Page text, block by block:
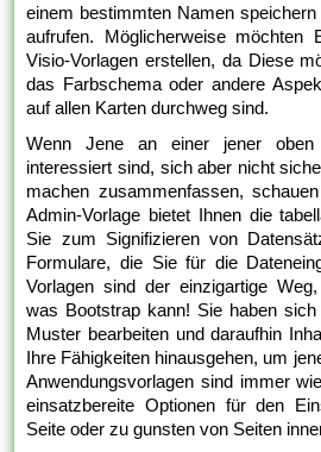
einem bestimmten Namen
aufrufen. Möglicherweise möchten
Visio-Vorlagen erstellen, da Diese
das Farbschema oder andere
auf allen Karten durchweg sind.
Wenn Jene an einer jener oben
interessiert sind, sich aber nicht
machen zusammenfassen,
Admin-Vorlage bietet Ihnen die
Sie zum Signifizieren von
Formulare, die Sie für die
Vorlagen sind der einzigartige
was Bootstrap kann! Sie haben
Muster bearbeiten und daraufhin
Ihre Fähigkeiten hinausgehen, um
Anwendungsvorlagen sind immer
einsatzbereite Optionen für den
Seite oder zu gunsten von Seiten